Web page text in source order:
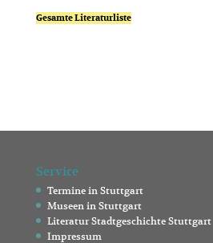
Gesamte Literaturliste
Service
Termine in Stuttgart
Museen in Stuttgart
Literatur Stadtgeschichte Stuttgart
Impressum